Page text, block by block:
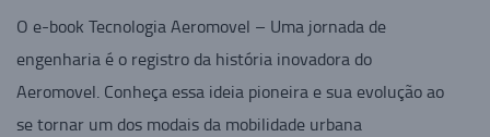
O e-book Tecnologia Aeromovel – Uma jornada de
engenharia é o registro da história inovadora do
Aeromovel. Conheça essa ideia pioneira e sua evolução ao
se tornar um dos modais da mobilidade urbana